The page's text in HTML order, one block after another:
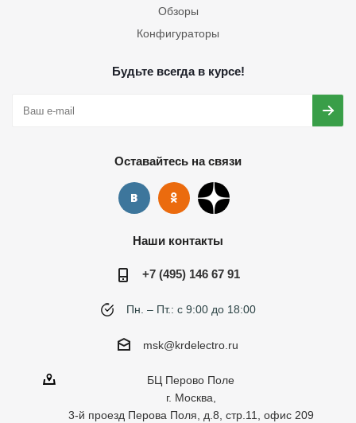
Обзоры
Конфигураторы
Будьте всегда в курсе!
Оставайтесь на связи
Наши контакты
+7 (495) 146 67 91
Пн. – Пт.: с 9:00 до 18:00
msk@krdelectro.ru
БЦ Перово Поле
г. Москва,
3-й проезд Перова Поля, д.8, стр.11, офис 209